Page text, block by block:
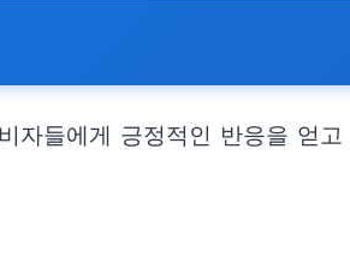
자들에게 긍정적인 반응을 얻